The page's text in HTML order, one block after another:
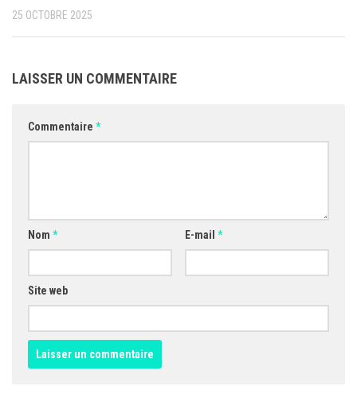
25 OCTOBRE 2025
LAISSER UN COMMENTAIRE
Commentaire *
Nom * E-mail *
Site web